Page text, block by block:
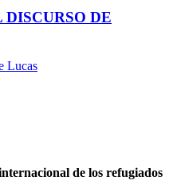
DE
Lucas
de los refugiados